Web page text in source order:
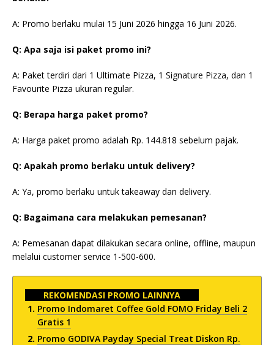
A: Promo berlaku mulai 15 Juni 2026 hingga 16 Juni 2026.
Q: Apa saja isi paket promo ini?
A: Paket terdiri dari 1 Ultimate Pizza, 1 Signature Pizza, dan 1
Favourite Pizza ukuran regular.
Q: Berapa harga paket promo?
A: Harga paket promo adalah Rp. 144.818 sebelum pajak.
Q: Apakah promo berlaku untuk delivery?
A: Ya, promo berlaku untuk takeaway dan delivery.
Q: Bagaimana cara melakukan pemesanan?
A: Pemesanan dapat dilakukan secara online, offline, maupun
melalui customer service 1-500-600.
REKOMENDASI PROMO LAINNYA
Promo Indomaret Coffee Gold FOMO Friday Beli 2
Gratis 1
Promo GODIVA Payday Special Treat Diskon Rp.